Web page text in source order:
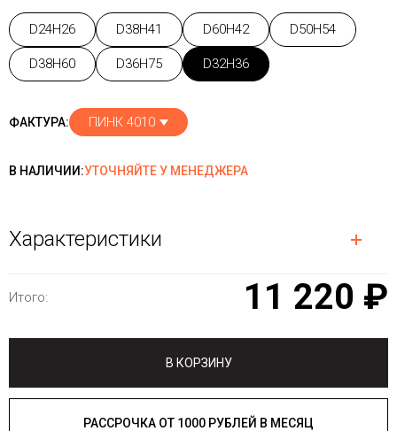
D24H26 D38H41 D60H42 D50H54
D38H60 D36H75 D32H36
ФАКТУРА: ПИНК 4010
В НАЛИЧИИ:УТОЧНЯЙТЕ У МЕНЕДЖЕРА
Характеристики
Итого: 11 220 ₽
В КОРЗИНУ
РАССРОЧКА ОТ 1000 РУБЛЕЙ В МЕСЯЦ